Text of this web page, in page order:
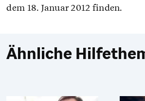
dem 18. Januar 2012 finden.
Ähnliche